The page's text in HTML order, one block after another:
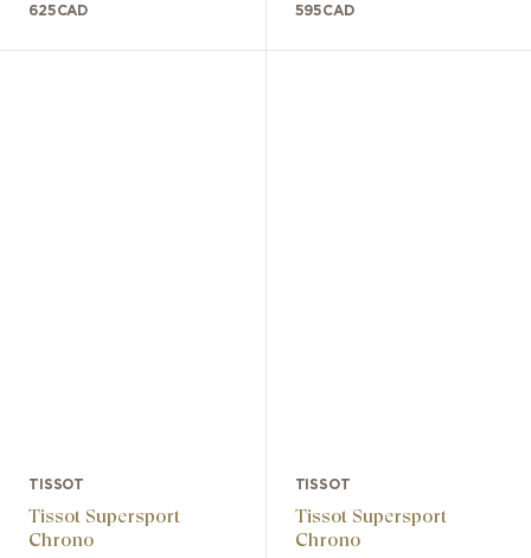
625CAD 595CAD
TISSOT
Tissot Supersport
Chrono
TISSOT
Tissot Supersport
Chrono